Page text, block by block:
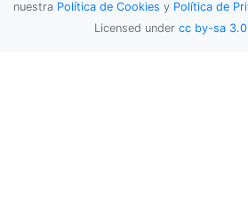
nuestra Política de Cookies y Política de
Licensed under cc by-sa 3.0